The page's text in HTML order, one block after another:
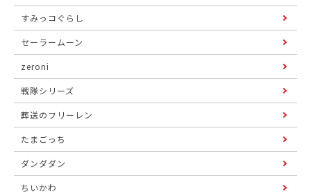
すみっコぐらし
セーラームーン
zeroni
戦隊シリーズ
葬送のフリーレン
たまごっち
ダンダダン
ちいかわ